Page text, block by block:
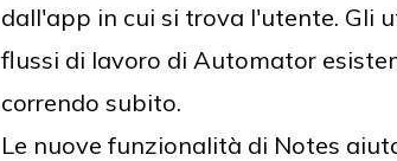
dall'app in cui si trova l'utente. Gli
flussi di lavoro di Automator
correndo subito.
Le nuove funzionalità di Notes